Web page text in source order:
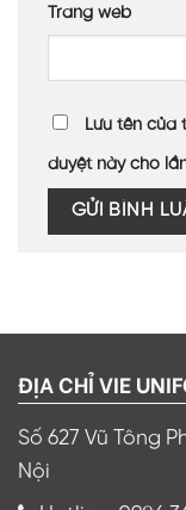
Trang web
Lưu tên của
duyệt này cho
ĐỊA CHỈ VIE
Số 627 Vũ Tông
Nội